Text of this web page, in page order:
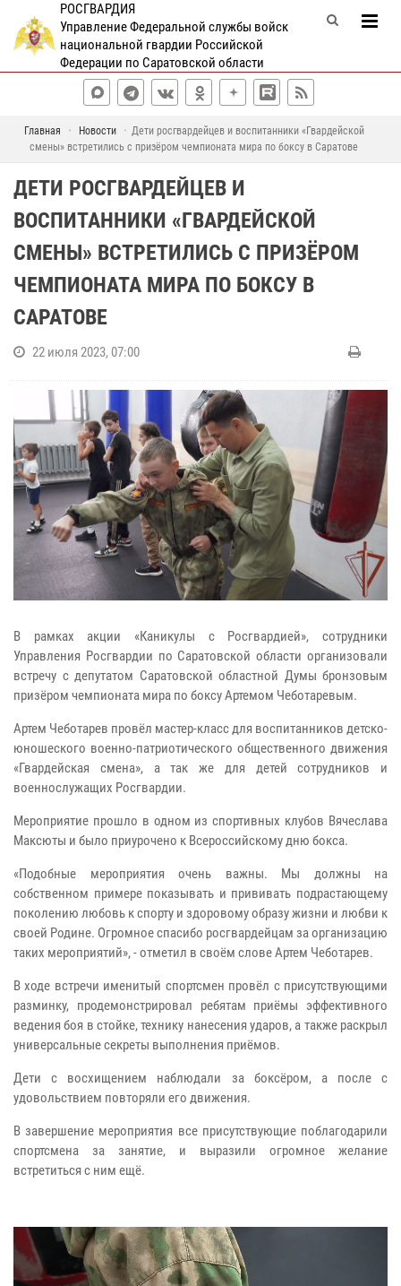
РОСГВАРДИЯ
Управление Федеральной службы войск
национальной гвардии Российской
Федерации по Саратовской области
Главная Новости
Дети росгвардейцев и воспитанники «Гвардейской
смены» встретились с призёром чемпионата мира по боксу в Саратове
ДЕТИ РОСГВАРДЕЙЦЕВ И
ВОСПИТАННИКИ «ГВАРДЕЙСКОЙ
СМЕНЫ» ВСТРЕТИЛИСЬ С ПРИЗЁРОМ
ЧЕМПИОНАТА МИРА ПО БОКСУ В
САРАТОВЕ
22 июля 2023, 07:00
В рамках акции «Каникулы с Росгвардией», сотрудники
Управления Росгвардии по Саратовской области организовали
встречу с депутатом Саратовской областной Думы бронзовым
призёром чемпионата мира по боксу Артемом Чеботаревым.
Артем Чеботарев провёл мастер-класс для воспитанников детско-
юношеского военно-патриотического общественного движения
«Гвардейская смена», а так же для детей сотрудников и
военнослужащих Росгвардии.
Мероприятие прошло в одном из спортивных клубов Вячеслава
Максюты и было приурочено к Всероссийскому дню бокса.
«Подобные мероприятия очень важны. Мы должны на
собственном примере показывать и прививать подрастающему
поколению любовь к спорту и здоровому образу жизни и любви к
своей Родине. Огромное спасибо росгвардейцам за организацию
таких мероприятий», - отметил в своём слове Артем Чеботарев.
В ходе встречи именитый спортсмен провёл с присутствующими
разминку, продемонстрировал ребятам приёмы эффективного
ведения боя в стойке, технику нанесения ударов, а также раскрыл
универсальные секреты выполнения приёмов.
Дети с восхищением наблюдали за боксёром, а после с
удовольствием повторяли его движения.
В завершение мероприятия все присутствующие поблагодарили
спортсмена за занятие, и выразили огромное желание
встретиться с ним ещё.